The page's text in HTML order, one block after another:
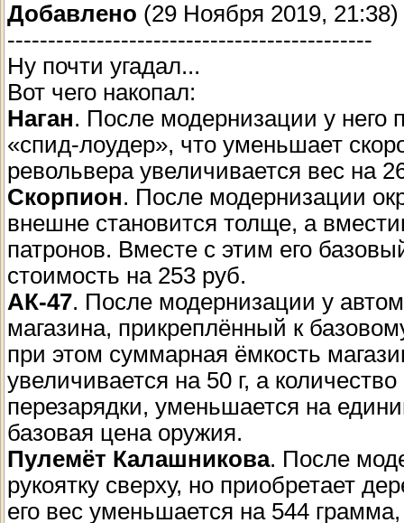
Добавлено (29 Ноября 2019, 21:38)
---------------------------------------------
Ну почти угадал...
Вот чего накопал:
Наган. После модернизации у него
«спид-лоудер», что уменьшает
револьвера увеличивается вес на
Скорпион. После модернизации
внешне становится толще, а
патронов. Вместе с этим его
стоимость на 253 руб.
АК-47. После модернизации у
магазина, прикреплённый к
при этом суммарная ёмкость
увеличивается на 50 г, а
перезарядки, уменьшается на
базовая цена оружия.
Пулемёт Калашникова. После
рукоятку сверху, но приобретает
его вес уменьшается на 544